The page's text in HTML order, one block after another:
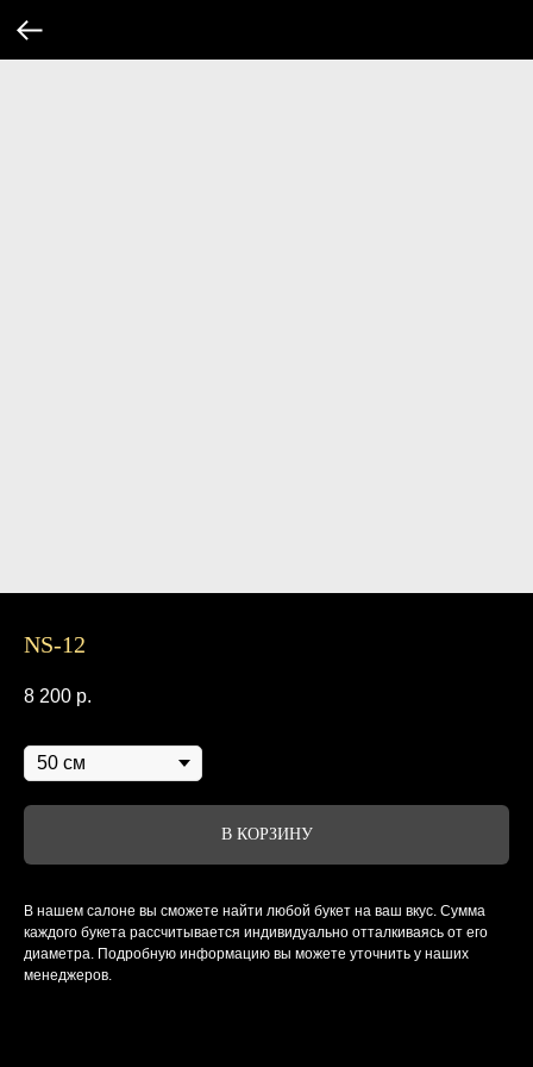
NS-12
8 200 р.
В КОРЗИНУ
В нашем салоне вы сможете найти любой букет на ваш вкус. Сумма
каждого букета рассчитывается индивидуально отталкиваясь от его
диаметра. Подробную информацию вы можете уточнить у наших
менеджеров.